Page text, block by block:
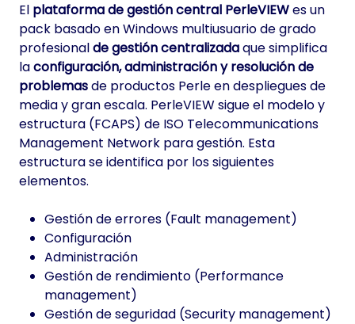
El plataforma de gestión central PerleVIEWes un
pack basado en Windows multiusuario de grado
profesionalde gestión centralizadaque simplifica
laconfiguración, administración y resolución de
problemasde productos Perle en despliegues de
media y gran escala. PerleVIEW sigue el modelo y
estructura (FCAPS) de ISO Telecommunications
Management Network para gestión. Esta
estructura se identifica por los siguientes
elementos.
Gestión de errores (Fault management)
Configuración
Administración
Gestión de rendimiento (Performance
management)
Gestión de seguridad (Security management)